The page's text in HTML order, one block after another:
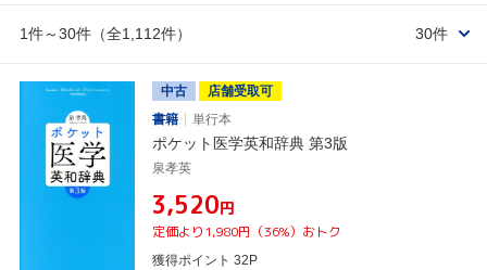
1件～30件（全1,112件） 30件
中古
店舗受取可
書籍
単行本
ポケット医学英和辞典 第3版
泉孝英
¥3,520円
定価より1,980円（36%）おトク
獲得ポイント 32P